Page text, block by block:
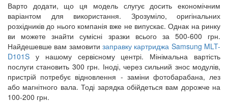
Варто додати, що ця модель слугує досить економічним
варіантом для використання. Зрозуміло, оригінальних
розхідників до нього компанія вже не випускає. Однак на ринку
ви можете знайти сумісні зразки всього за 500-600 грн.
Найдешевше вам замовити заправку картриджа Samsung MLT-
D101S у нашому сервісному центрі. Мінімальна вартість
послуги становить 300 грн. Іноді, через сильний знос модулів,
пристрій потребує відновлення - заміни фотобарабана, лез
або магнітного вала. Тоді зарядка обійдеться вам дорожче на
100-200 грн.